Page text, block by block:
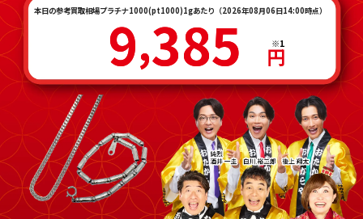
本日の参考買取相場プラチナ1000(pt1000)1gあたり（2026年08月06日14:00時点）
9,385
9,385 円
※1